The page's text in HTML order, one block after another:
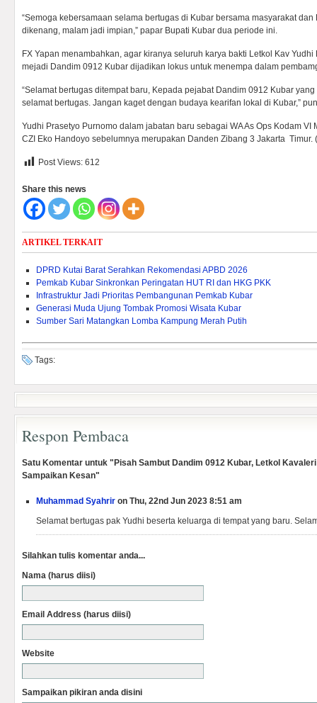
“Semoga kebersamaan selama bertugas di Kubar bersama masyarakat
dikenang, malam jadi impian,” papar Bupati Kubar dua periode ini.
FX Yapan menambahkan, agar kiranya seluruh karya bakti Letkol Kav
mejadi Dandim 0912 Kubar dijadikan lokus untuk menempa dalam
“Selamat bertugas ditempat baru, Kepada pejabat Dandim 0912 Kubar
selamat bertugas. Jangan kaget dengan budaya kearifan lokal di Kubar,”
Yudhi Prasetyo Purnomo dalam jabatan baru sebagai WA As Ops Kodam
CZI Eko Handoyo sebelumnya merupakan Danden Zibang 3 Jakarta Timur.
Post Views: 612
Share this news
ARTIKEL TERKAIT
DPRD Kutai Barat Serahkan Rekomendasi APBD 2026
Pemkab Kubar Sinkronkan Peringatan HUT RI dan HKG PKK
Infrastruktur Jadi Prioritas Pembangunan Pemkab Kubar
Generasi Muda Ujung Tombak Promosi Wisata Kubar
Sumber Sari Matangkan Lomba Kampung Merah Putih
Tags:
Respon Pembaca
Satu Komentar untuk "Pisah Sambut Dandim 0912 Kubar, Letkol
Sampaikan Kesan"
Muhammad Syahrir on Thu, 22nd Jun 2023 8:51 am
Selamat bertugas pak Yudhi beserta keluarga di tempat yang baru.
Silahkan tulis komentar anda...
Nama (harus diisi)
Email Address (harus diisi)
Website
Sampaikan pikiran anda disini